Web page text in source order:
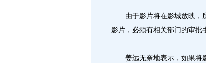
由于影片将在影城放映，所
影片，必须有相关部门的审批
姜远无奈地表示，如果将影